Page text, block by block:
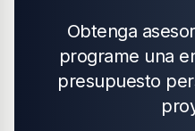
Obtenga
programe una
presupuesto